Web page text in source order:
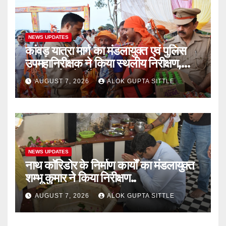
NEWS UPDATES
कांवड़ यात्रा मार्ग का मंडलायुक्त एवं पुलिस
उपमहानिरीक्षक ने किया स्थलीय निरीक्षण,
श्रद्धालुओं को बाँटे फल..
AUGUST 7, 2026 ALOK GUPTA SITTLE
NEWS UPDATES
नाथ कॉरिडोर के निर्माण कार्यों का मंडलायुक्त
शम्भू कुमार ने किया निरीक्षण..
AUGUST 7, 2026 ALOK GUPTA SITTLE